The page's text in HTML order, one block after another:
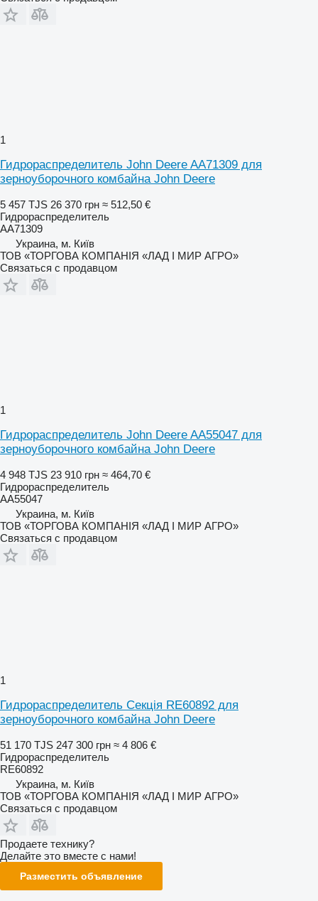
1
Гидрораспределитель John Deere AA71309 для
зерноуборочного комбайна John Deere
5 457 TJS 26 370 грн ≈ 512,50 €
Гидрораспределитель
AA71309
Украина, м. Київ
ТОВ «ТОРГОВА КОМПАНІЯ «ЛАД І МИР АГРО»
Связаться с продавцом
1
Гидрораспределитель John Deere AA55047 для
зерноуборочного комбайна John Deere
4 948 TJS 23 910 грн ≈ 464,70 €
Гидрораспределитель
AA55047
Украина, м. Київ
ТОВ «ТОРГОВА КОМПАНІЯ «ЛАД І МИР АГРО»
Связаться с продавцом
1
Гидрораспределитель Cекція RE60892 для
зерноуборочного комбайна John Deere
51 170 TJS 247 300 грн ≈ 4 806 €
Гидрораспределитель
RE60892
Украина, м. Київ
ТОВ «ТОРГОВА КОМПАНІЯ «ЛАД І МИР АГРО»
Связаться с продавцом
Продаете технику?
Делайте это вместе с нами!
Разместить объявление